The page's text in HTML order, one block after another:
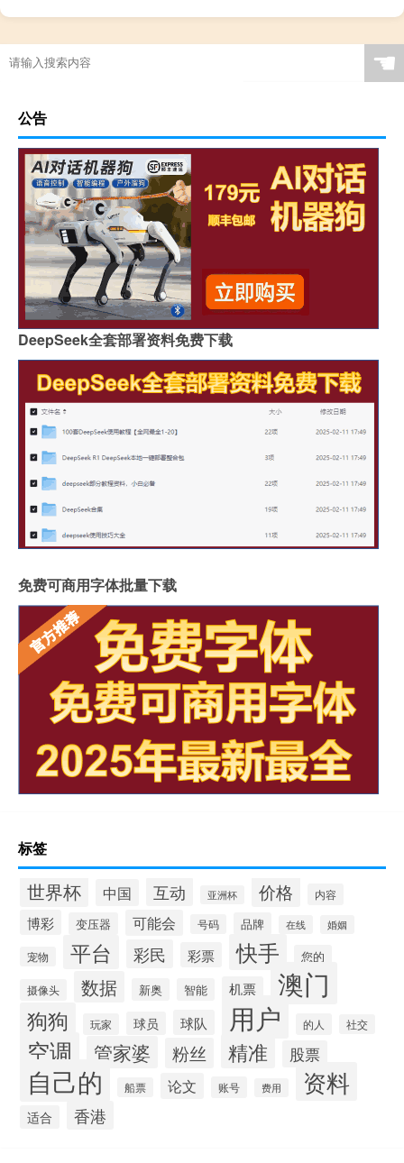
☚
公告
DeepSeek全套部署资料免费下载
免费可商用字体批量下载
标签
世界杯 中国 互动 亚洲杯 价格 内容
博彩 变压器 可能会 号码 品牌 在线 婚姻
宠物 平台 彩民 彩票 快手 您的
摄像头 数据 新奥 智能 机票 澳门
狗狗 玩家 球员 球队 用户 的人 社交
空调 管家婆 粉丝 精准 股票
自己的 船票 论文 账号 费用 资料
适合 香港